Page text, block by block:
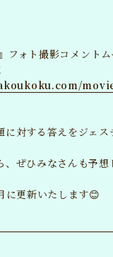
ブログ
チケット
グッズ
フォト撮影コメント
に対する答えをジェ
、ぜひみなさんも予
に更新いたします😊